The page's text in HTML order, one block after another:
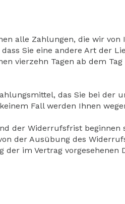
alle Zahlungen, die wir
Sie eine andere Art der
vierzehn Tagen ab dem
das Sie bei der
Fall werden Ihnen
der Widerrufsfrist
der Ausübung des
im Vertrag vorgesehenen